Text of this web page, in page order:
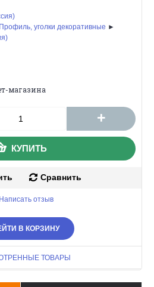
Профиль, уголки декоративные ►
магазина
+
КУПИТЬ
Сравнить
Написать отзыв
В КОРЗИНУ
ТОВАРЫ